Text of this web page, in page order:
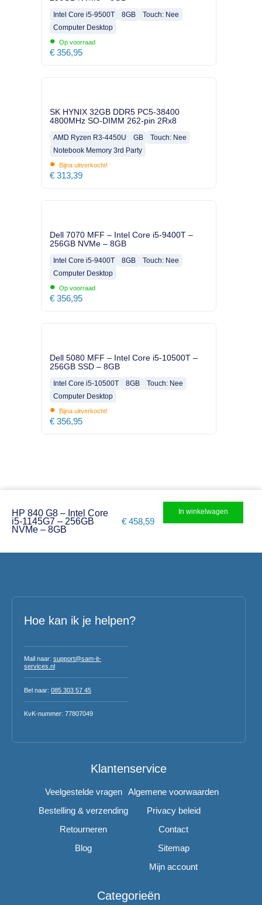
Intel Core i5-9500T 8GB
Touch: Nee
Computer Desktop
• Op voorraad
€ 356,95
SK HYNIX 32GB DDR5 PC5-38400
4800MHz SO-DIMM 262-pin 2Rx8
AMD Ryzen R3-4450U GB
Touch: Nee
Notebook Memory 3rd Party
• Bijna uitverkocht!
€ 313,39
Dell 7070 MFF – Intel Core i5-9400T –
256GB NVMe – 8GB
Intel Core i5-9400T 8GB
Touch: Nee
Computer Desktop
• Op voorraad
€ 356,95
Dell 5080 MFF – Intel Core i5-10500T –
256GB SSD – 8GB
Intel Core i5-10500T 8GB
Touch: Nee
Computer Desktop
• Bijna uitverkocht!
€ 356,95
HP 840 G8 – Intel Core
i5-1145G7 – 256GB
NVMe – 8GB
€ 458,59
In winkelwagen
Hoe kan ik je helpen?
Mail naar: support@sam-it-
services.nl
Bel naar: 085 303 57 45
KvK-nummer: 77807049
Klantenservice
Veelgestelde vragen
Bestelling & verzending
Retourneren
Blog
Algemene voorwaarden
Privacy beleid
Contact
Sitemap
Mijn account
Categorieën